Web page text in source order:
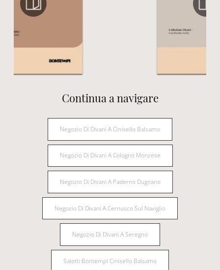
Continua a navigare
Negozio Di Divani A Cinisello Balsamo
Negozio Di Divani A Cologno Monzese
Negozio Di Divani A Paderno Dugnano
Negozio Di Divani A Cernusco Sul Naviglio
Negozio Di Divani A Seregno
Salotti Bontempi Cinisello Balsamo